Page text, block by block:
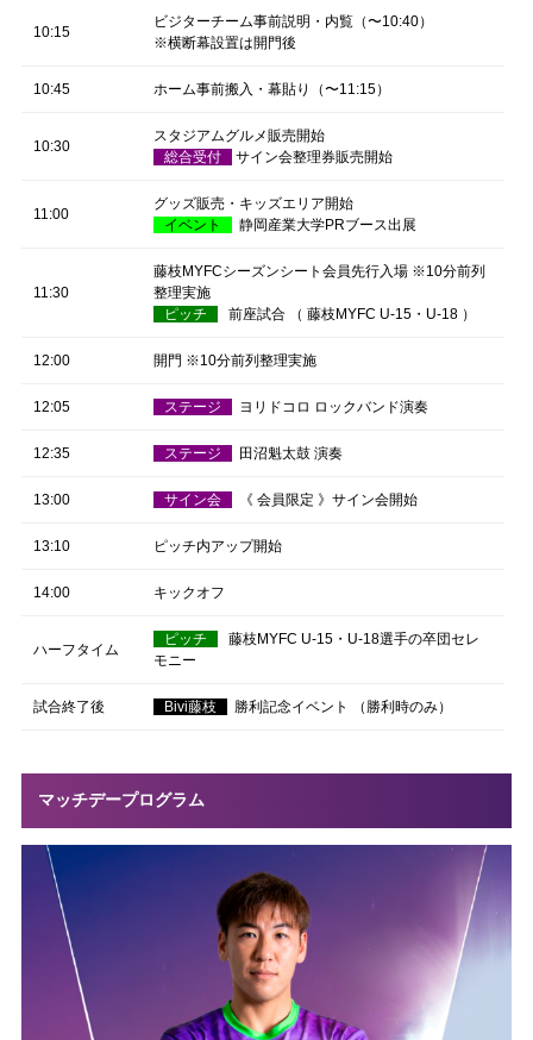
10:15
ビジターチーム事前説明・内覧（〜10:40）
※横断幕設置は開門後
10:45 ホーム事前搬入・幕貼り（〜11:15）
10:30
スタジアムグルメ販売開始
総合受付
サイン会整理券販売開始
11:00
グッズ販売・キッズエリア開始
イベント
静岡産業大学PRブース出展
11:30
藤枝MYFCシーズンシート会員先行入場 ※10分前列
整理実施
ピッチ
前座試合 （ 藤枝MYFC U-15 ・ U-18 ）
12:00 開門 ※10分前列整理実施
12:05 ステージ ヨリドコロ ロックバンド演奏
12:35 ステージ 田沼魁太鼓 演奏
13:00 サイン会 《 会員限定 》サイン会開始
13:10 ピッチ内アップ開始
14:00 キックオフ
ハーフタイム
ピッチ 藤枝MYFC U-15 ・ U-18選手の卒団セレ
モニー
試合終了後 Bivi藤枝 勝利記念イベント （勝利時のみ）
マッチデープログラム